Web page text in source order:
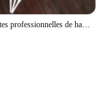
Fléchettes professionnelles de haute qualité, jeu de 3 pièces de 18 grammes, pointe souple, pour sports d'intérieur